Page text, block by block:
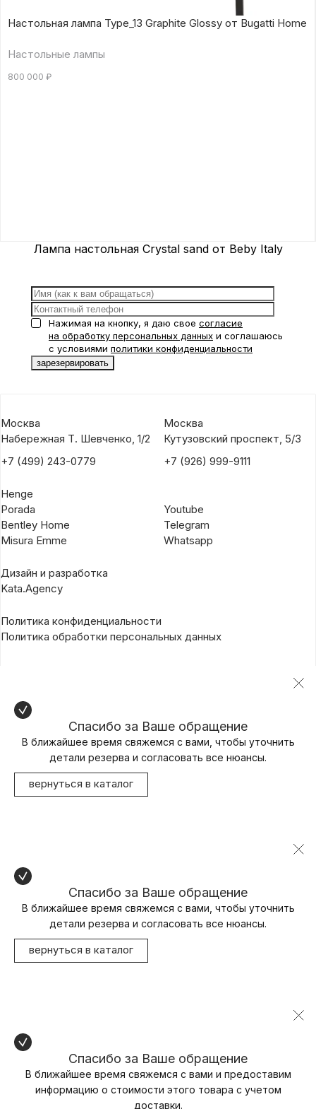
Настольная лампа Type_13 Graphite Glossy от Bugatti Home
Настольные лампы
800 000 ₽
Лампа настольная Crystal sand от Beby Italy
Нажимая на кнопку, я даю свое согласие
на обработку персональных данных и соглашаюсь
с условиями политики конфиденциальности
Москва
Набережная Т. Шевченко, 1/2
+7 (499) 243-0779
Москва
Кутузовский проспект, 5/3
+7 (926) 999-9111
Henge
Porada
Bentley Home
Misura Emme
Youtube
Telegram
Whatsapp
Дизайн и разработка
Kata.Agency
Политика конфиденциальности
Политика обработки персональных данных
Спасибо за Ваше обращение
В ближайшее время свяжемся с вами, чтобы уточнить
детали резерва и согласовать все нюансы.
вернуться в каталог
Спасибо за Ваше обращение
В ближайшее время свяжемся с вами, чтобы уточнить
детали резерва и согласовать все нюансы.
вернуться в каталог
Спасибо за Ваше обращение
В ближайшее время свяжемся с вами и предоставим
информацию о стоимости этого товара с учетом
доставки.